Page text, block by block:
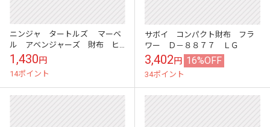
ニンジャ タートルズ マーベ
ル アベンジャーズ 財布 ヒ
ーロー アメリカ 【 スケボー ス
トリート ミュータント アメコ
ミ キャ...
1,430円
14ポイント
サボイ コンパクト財布 フラ
ワー Ｄ－８８７７ ＬＧ
3,402円 16%OFF
34ポイント